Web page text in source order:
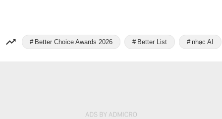
Better Choice Awards 2026 Better List nhạc AI